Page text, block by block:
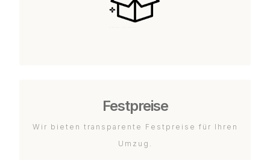
Festpreise
Wir bieten transparente Festpreise für Ihren
Umzug.